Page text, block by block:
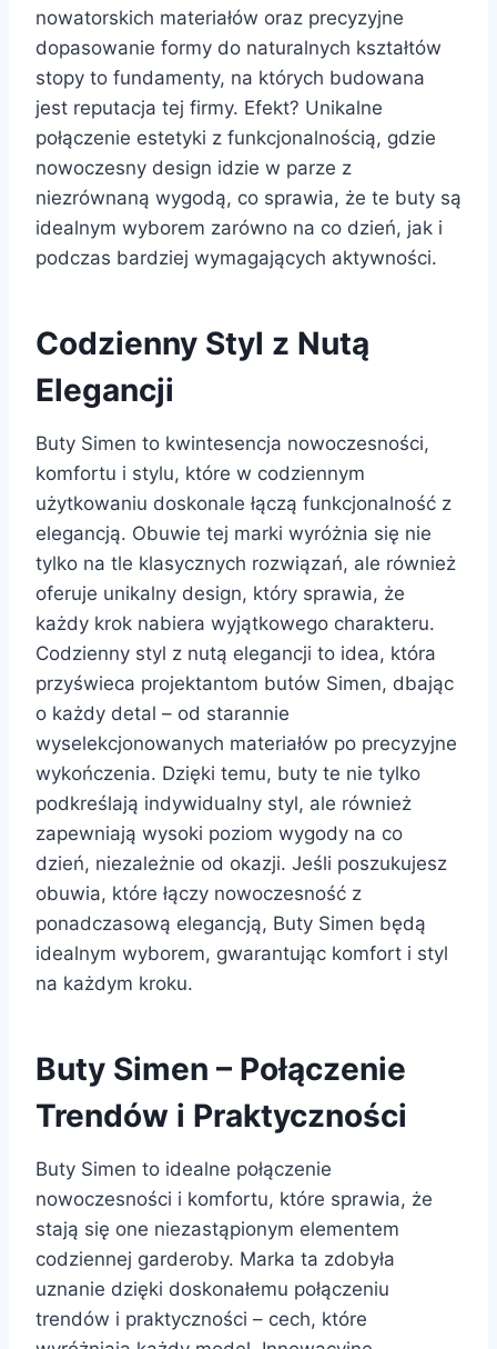
nowatorskich materiałów oraz precyzyjne
dopasowanie formy do naturalnych kształtów
stopy to fundamenty, na których budowana
jest reputacja tej firmy. Efekt? Unikalne
połączenie estetyki z funkcjonalnością, gdzie
nowoczesny design idzie w parze z
niezrównaną wygodą, co sprawia, że te buty są
idealnym wyborem zarówno na co dzień, jak i
podczas bardziej wymagających aktywności.
Codzienny Styl z Nutą
Elegancji
Buty Simen to kwintesencja nowoczesności,
komfortu i stylu, które w codziennym
użytkowaniu doskonale łączą funkcjonalność z
elegancją. Obuwie tej marki wyróżnia się nie
tylko na tle klasycznych rozwiązań, ale również
oferuje unikalny design, który sprawia, że
każdy krok nabiera wyjątkowego charakteru.
Codzienny styl z nutą elegancji to idea, która
przyświeca projektantom butów Simen, dbając
o każdy detal – od starannie
wyselekcjonowanych materiałów po precyzyjne
wykończenia. Dzięki temu, buty te nie tylko
podkreślają indywidualny styl, ale również
zapewniają wysoki poziom wygody na co
dzień, niezależnie od okazji. Jeśli poszukujesz
obuwia, które łączy nowoczesność z
ponadczasową elegancją, Buty Simen będą
idealnym wyborem, gwarantując komfort i styl
na każdym kroku.
Buty Simen – Połączenie
Trendów i Praktyczności
Buty Simen to idealne połączenie
nowoczesności i komfortu, które sprawia, że
stają się one niezastąpionym elementem
codziennej garderoby. Marka ta zdobyła
uznanie dzięki doskonałemu połączeniu
trendów i praktyczności – cech, które